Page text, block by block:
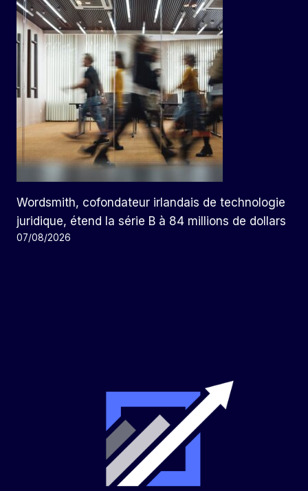
Wordsmith, cofondateur irlandais de technologie
juridique, étend la série B à 84 millions de dollars
07/08/2026